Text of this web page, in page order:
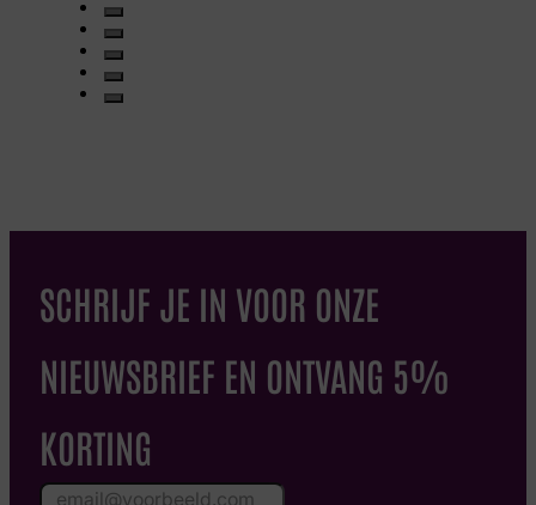
SCHRIJF JE IN VOOR ONZE
NIEUWSBRIEF EN ONTVANG 5%
KORTING